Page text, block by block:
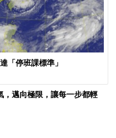
「停班課標準」
，邁向極限，讓每一步都輕